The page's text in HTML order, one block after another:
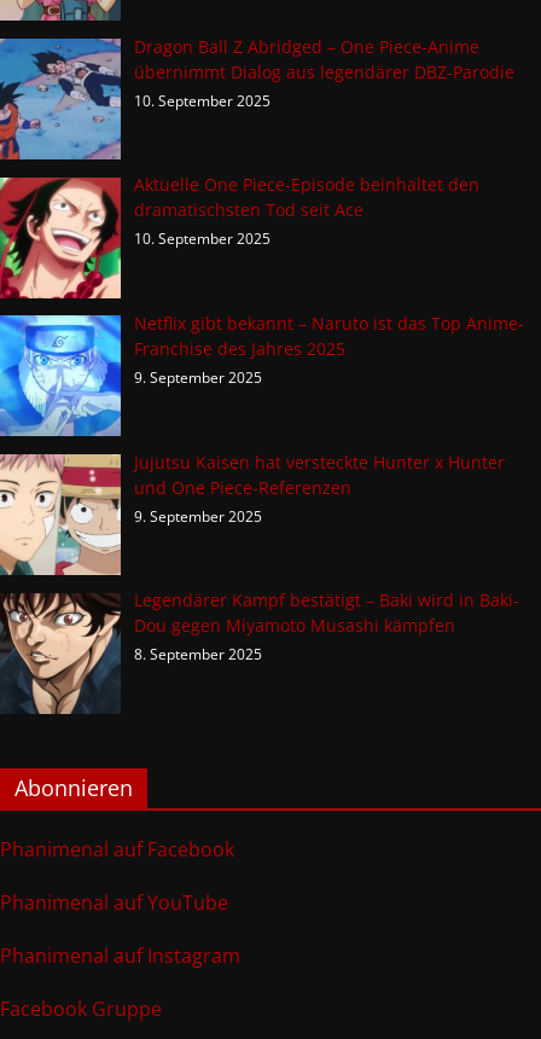
Dragon Ball Z Abridged – One Piece-Anime
übernimmt Dialog aus legendärer DBZ-Parodie
10. September 2025
Aktuelle One Piece-Episode beinhaltet den
dramatischsten Tod seit Ace
10. September 2025
Netflix gibt bekannt – Naruto ist das Top Anime-
Franchise des Jahres 2025
9. September 2025
Jujutsu Kaisen hat versteckte Hunter x Hunter
und One Piece-Referenzen
9. September 2025
Legendärer Kampf bestätigt – Baki wird in Baki-
Dou gegen Miyamoto Musashi kämpfen
8. September 2025
Abonnieren
Phanimenal auf Facebook
Phanimenal auf YouTube
Phanimenal auf Instagram
Facebook Gruppe